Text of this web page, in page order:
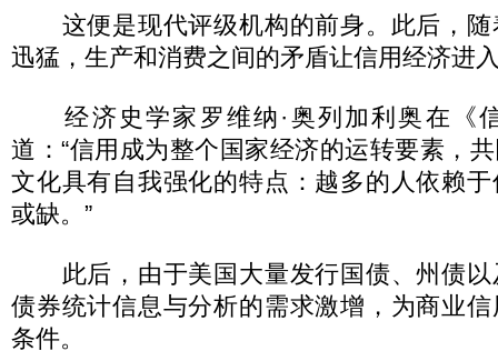
这便是现代评级机构的前身。此后，随
迅猛，生产和消费之间的矛盾让信用经济进
经济史学家罗维纳·奥列加利奥在《
道：“信用成为整个国家经济的运转要素，
文化具有自我强化的特点：越多的人依赖
或缺。”
此后，由于美国大量发行国债、州债以
债券统计信息与分析的需求激增，为商业
条件。